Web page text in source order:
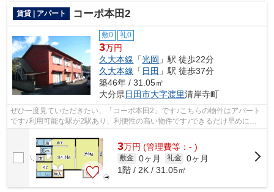
賃貸 | アパート コーポ本田2
敷0 礼0
3万円
久大本線 「光岡 」駅 徒歩22分
久大本線 「 日田 」駅 徒歩37分
築46年 / 31.05㎡
大分県日田市大字渡里清岸寺町
ぜひ一度見ていただきたい、「コーポ本田2」です♪こちらの物件はアパート
です♪利用可能な駅が2駅あり、利便性の高い物件です♪できるだけ早めに不
3万円 (管理費等：- )
敷金 0ヶ月 礼金 0ヶ月
1階 / 2K / 31.05㎡